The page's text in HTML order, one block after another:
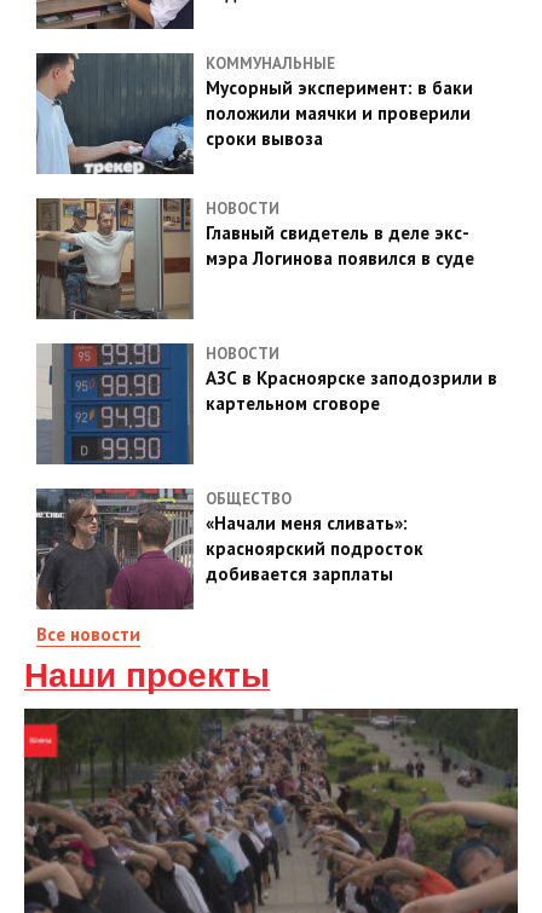
КОММУНАЛЬНЫЕ
Мусорный эксперимент: в баки
положили маячки и проверили
сроки вывоза
НОВОСТИ
Главный свидетель в деле экс-
мэра Логинова появился в суде
НОВОСТИ
АЗС в Красноярске заподозрили в
картельном сговоре
ОБЩЕСТВО
«Начали меня сливать»:
красноярский подросток
добивается зарплаты
Все новости
Наши проекты